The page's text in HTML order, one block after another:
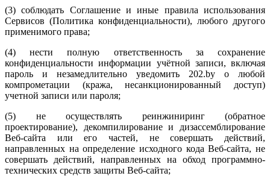
(3) соблюдать Соглашение и иные правила использования
Сервисов (Политика конфиденциальности), любого другого
применимого права;
(4) нести полную ответственность за сохранение
конфиденциальности информации учётной записи, включая
пароль и незамедлительно уведомить 202.by о любой
компрометации (кража, несанкционированный доступ)
учетной записи или пароля;
(5) не осуществлять реинжиниринг (обратное
проектирование), декомпилирование и дизассемблирование
Веб-сайта или его частей, не совершать действий,
направленных на определение исходного кода Веб-сайта, не
совершать действий, направленных на обход программно-
технических средств защиты Веб-сайта;